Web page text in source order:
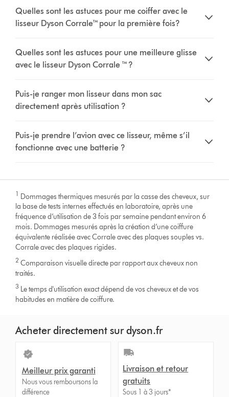
Quelles sont les astuces pour me coiffer avec le
lisseur Dyson Corrale™ pour la première fois?
Quelles sont les astuces pour une meilleure glisse
avec le lisseur Dyson Corrale ™ ?
Puis-je ranger mon lisseur dans mon sac
directement après utilisation ?
Puis-je prendre l’avion avec ce lisseur, même s’il
fonctionne avec une batterie ?
1 Dommages thermiques mesurés par la casse des cheveux, sur
la base de tests internes effectués en laboratoire, après une
fréquence d’utilisation de 3 fois par semaine pendant environ 6
mois. Dommages mesurés après la création d’une coiffure
équivalente réalisée avec Corrale avec des plaques souples vs.
Corrale avec des plaques rigides.
2 Comparaison visuelle directe par rapport aux cheveux non
traités.
3 Le temps d'utilisation exact dépend de vos cheveux et de vos
habitudes en matière de coiffure.
Acheter directement sur dyson.fr
Meilleur prix garanti
Nous vous remboursons la
différence
Livraison et retour
gratuits
Sous 1 à 3 jours*